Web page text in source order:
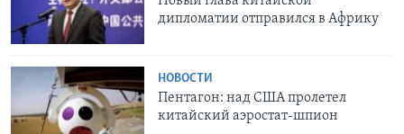
дипломатии отправился в Африку
НОВОСТИ
Пентагон: над США пролетел
китайский аэростат-шпион